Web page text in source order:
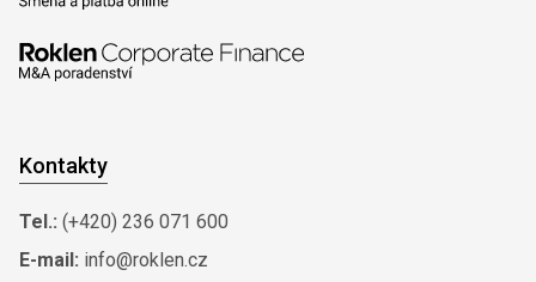
Kontakty
Tel.: (+420) 236 071 600
E-mail: info@roklen.cz